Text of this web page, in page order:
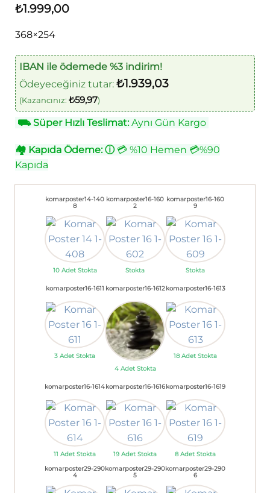
₺1.999,00
368×254
IBAN ile ödemede %3 indirim!
Ödeyeceğiniz tutar: ₺1.939,03
(Kazancınız: ₺59,97)
⛟Süper Hızlı Teslimat:Aynı Gün Kargo
🏘 Kapıda Ödeme: ⓘ💳 %10 Hemen 💳%90
Kapıda
komarposter14-140
8
10 Adet Stokta
komarposter16-160
2
Stokta
komarposter16-160
9
Stokta
komarposter16-1611
3 Adet Stokta
komarposter16-1612
4 Adet Stokta
komarposter16-1613
18 Adet Stokta
komarposter16-1614
11 Adet Stokta
komarposter16-1616
19 Adet Stokta
komarposter16-1619
8 Adet Stokta
komarposter29-290
4
komarposter29-290
5
komarposter29-290
6